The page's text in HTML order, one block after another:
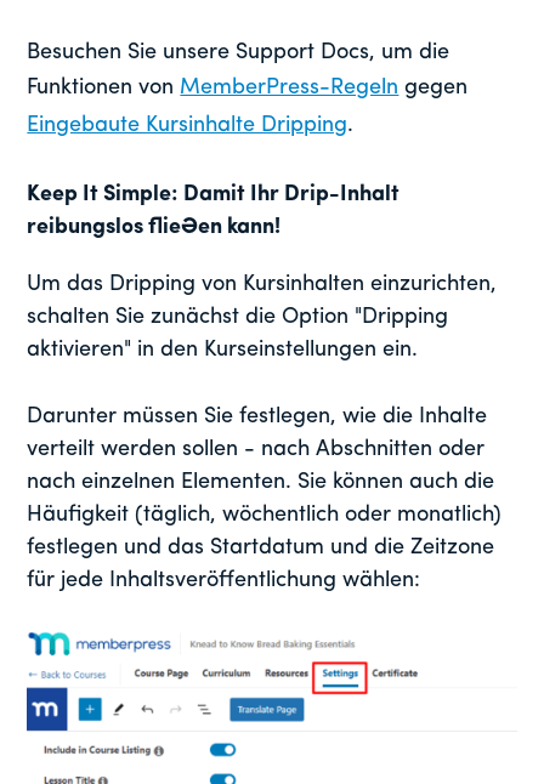
Besuchen Sie unsere Support Docs, um die
Funktionen von MemberPress-Regeln gegen
Eingebaute Kursinhalte Dripping.
Keep It Simple: Damit Ihr Drip-Inhalt
reibungslos fließen kann!
Um das Dripping von Kursinhalten einzurichten,
schalten Sie zunächst die Option "Dripping
aktivieren" in den Kurseinstellungen ein.
Darunter müssen Sie festlegen, wie die Inhalte
verteilt werden sollen - nach Abschnitten oder
nach einzelnen Elementen. Sie können auch die
Häufigkeit (täglich, wöchentlich oder monatlich)
festlegen und das Startdatum und die Zeitzone
für jede Inhaltsveröffentlichung wählen: